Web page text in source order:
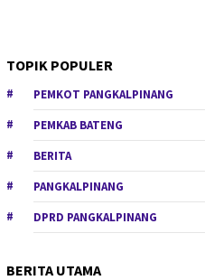
TOPIK POPULER
PEMKOT PANGKALPINANG
PEMKAB BATENG
BERITA
PANGKALPINANG
DPRD PANGKALPINANG
BERITA UTAMA